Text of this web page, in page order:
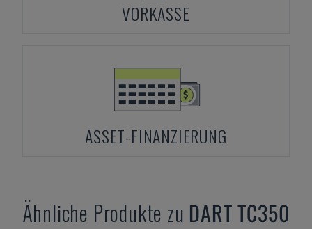
VORKASSE
ASSET-FINANZIERUNG
Ähnliche Produkte zu DARTTC350